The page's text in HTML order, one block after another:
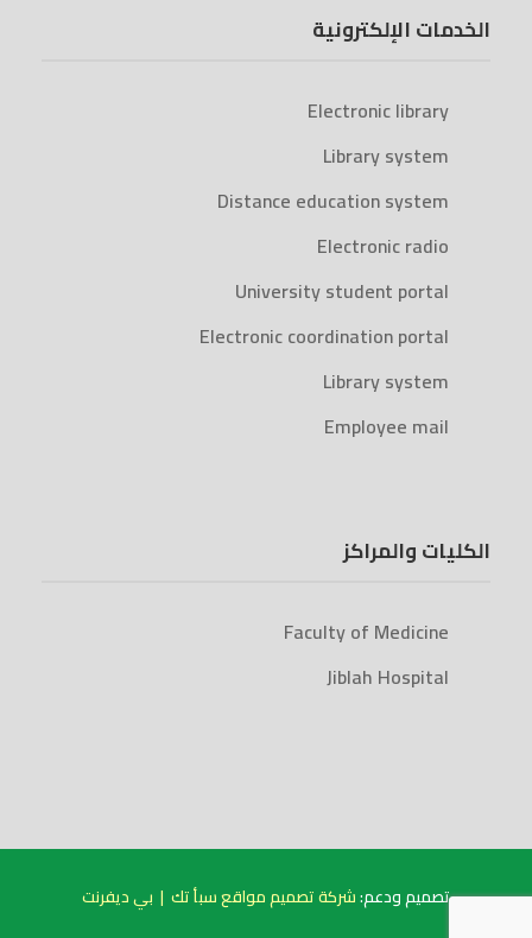
الخدمات الإلكترونية
Electronic library
Library system
Distance education system
Electronic radio
University student portal
Electronic coordination portal
Library system
Employee mail
الكليات والمراكز
Faculty of Medicine
Jiblah Hospital
تصميم ودعم:شركة تصميم مواقع سبأ تك | بي ديفرنت